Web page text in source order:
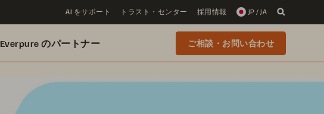
AI をサポート トラスト・センター 採用情報 JP / JA
Everpure のパートナー ご相談・お問い合わせ